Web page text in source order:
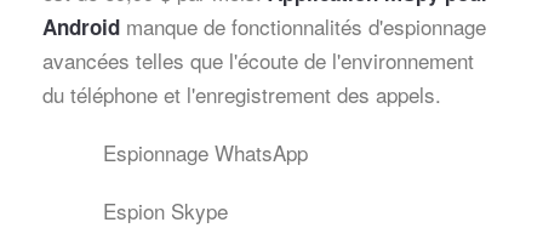
Android manque de fonctionnalités d'espionnage
avancées telles que l'écoute de l'environnement
du téléphone et l'enregistrement des appels.
Espionnage WhatsApp
Espion Skype